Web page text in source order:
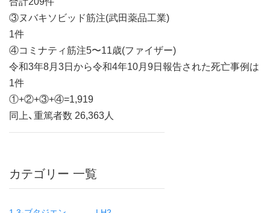
③ヌバキソビッド筋注(武田薬品工業)
1件
④コミナティ筋注5〜11歳(ファイザー)
令和3年8月3日から令和4年10月9日報告された死亡事例は
1件
①+②+③+④=1,919
同上、重篤者数 26,363人
カテゴリー 一覧